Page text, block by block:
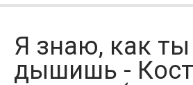
ЗАКЛАДКИ
Я знаю, как ты
дышишь -